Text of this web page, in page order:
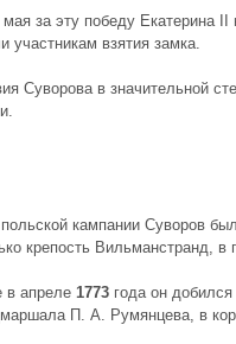
мая за эту победу Екатерина II
участникам взятия замка.
Суворова в значительной
кампании Суворов
крепость Вильманстранд, в
в апреле 1773 года он
П. А. Румянцева, в